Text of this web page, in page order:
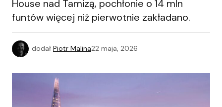
House nad Tamizą, pochłonie o 14 mln
funtów więcej niż pierwotnie zakładano.
dodał Piotr Malina22 maja, 2026